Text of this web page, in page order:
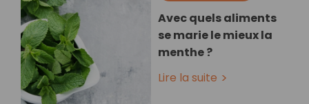
Avec quels aliments
se marie le mieux la
menthe ?
Lire la suite